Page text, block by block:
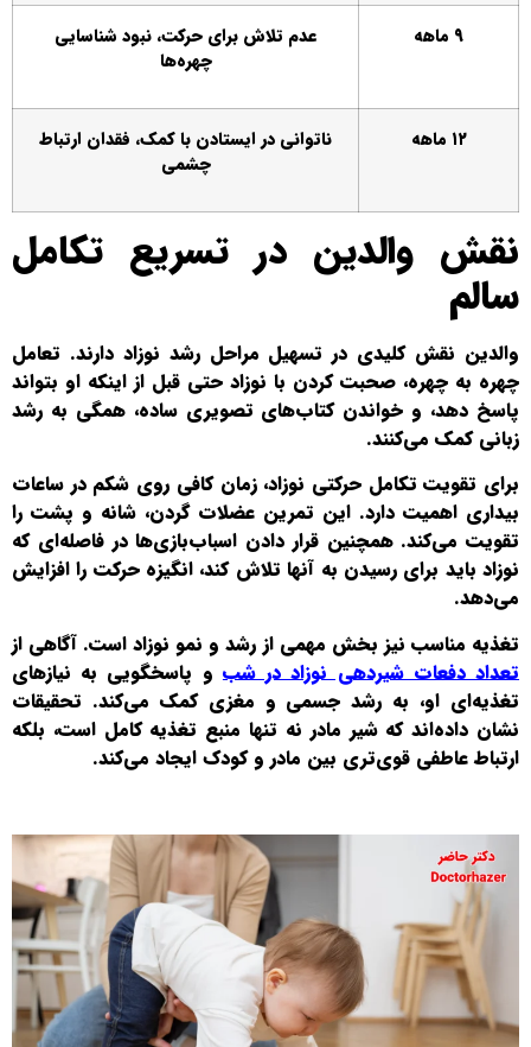
۹ ماهه
عدم تلاش برای حرکت، نبود شناسایی
چهره‌ها
۱۲ ماهه
ناتوانی در ایستادن با کمک، فقدان ارتباط
چشمی
نقش والدین در تسریع تکامل
سالم
والدین نقش کلیدی در تسهیل مراحل رشد نوزاد دارند. تعامل
چهره به چهره، صحبت کردن با نوزاد حتی قبل از اینکه او بتواند
پاسخ دهد، و خواندن کتاب‌های تصویری ساده، همگی به رشد
زبانی کمک می‌کنند.
برای تقویت تکامل حرکتی نوزاد، زمان کافی روی شکم در ساعات
بیداری اهمیت دارد. این تمرین عضلات گردن، شانه و پشت را
تقویت می‌کند. همچنین قرار دادن اسباب‌بازی‌ها در فاصله‌ای که
نوزاد باید برای رسیدن به آنها تلاش کند، انگیزه حرکت را افزایش
می‌دهد.
تغذیه مناسب نیز بخش مهمی از رشد و نمو نوزاد است. آگاهی از
تعداد دفعات شیردهی نوزاد در شبو پاسخگویی به نیازهای
تغذیه‌ای او، به رشد جسمی و مغزی کمک می‌کند. تحقیقات
نشان داده‌اند که شیر مادر نه تنها منبع تغذیه کامل است، بلکه
ارتباط عاطفی قوی‌تری بین مادر و کودک ایجاد می‌کند.